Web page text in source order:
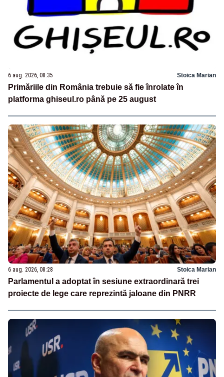
6 aug. 2026, 08:35 Stoica Marian
Primăriile din România trebuie să fie înrolate în
platforma ghiseul.ro până pe 25 august
6 aug. 2026, 08:28 Stoica Marian
Parlamentul a adoptat în sesiune extraordinară trei
proiecte de lege care reprezintă jaloane din PNRR